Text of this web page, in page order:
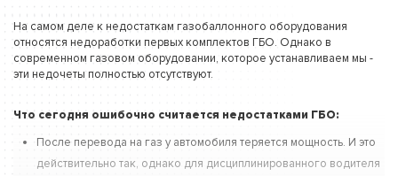
На самом деле к недостаткам газобаллонного оборудования
относятся недоработки первых комплектов ГБО. Однако в
современном газовом оборудовании, которое устанавливаем мы -
эти недочеты полностью отсутствуют.
Что сегодня ошибочно считается недостатками ГБО:
После перевода на газ у автомобиля теряется мощность. И это
действительно так, однако для дисциплинированного водителя